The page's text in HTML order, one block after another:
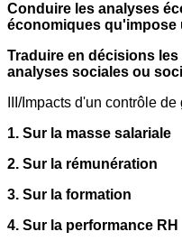
Conduire les analyses
économiques qu'impose
Traduire en décisions
analyses sociales ou
III/Impacts d'un contrôle
1. Sur la masse salariale
2. Sur la rémunération
3. Sur la formation
4. Sur la performance RH